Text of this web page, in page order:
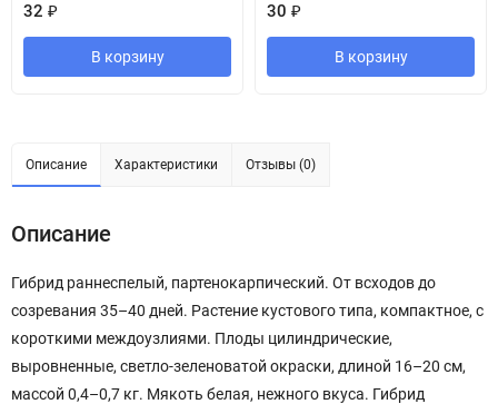
32 ₽
В корзину
30 ₽
В корзину
Описание Характеристики Отзывы (0)
Описание
Гибрид раннеспелый, партенокарпический. От всходов до
созревания 35–40 дней. Растение кустового типа, компактное, с
короткими междоузлиями. Плоды цилиндрические,
выровненные, светло-зеленоватой окраски, длиной 16–20 см,
массой 0,4–0,7 кг. Мякоть белая, нежного вкуса. Гибрид